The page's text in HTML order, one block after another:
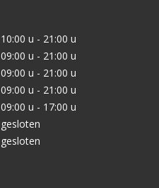
10:00 u - 21:00 u
09:00 u - 21:00 u
09:00 u - 21:00 u
09:00 u - 21:00 u
09:00 u - 17:00 u
gesloten
gesloten